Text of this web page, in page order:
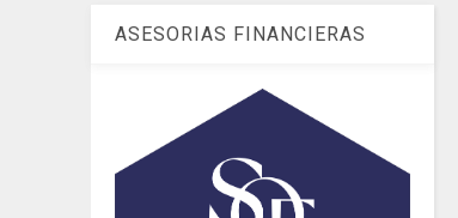
ASESORIAS FINANCIERAS